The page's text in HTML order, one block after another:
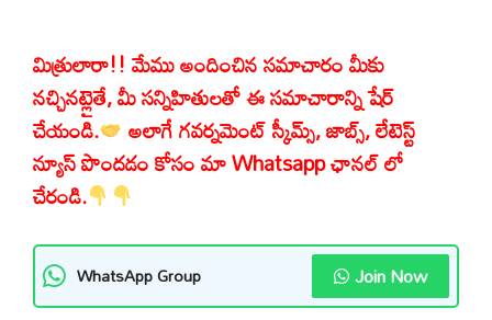
మిత్రులారా!! మేము అందించిన సమాచారం మీకు
నచ్చినట్లైతే, మీ సన్నిహితులతో ఈ సమాచారాన్ని షేర్
చేయండి.
అలాగే గవర్నమెంట్ స్కీమ్స్, జాబ్స్, లేటెస్ట్
న్యూస్ పొందడం కోసం మా Whatsapp ఛానల్ లో
చేరండి.
WhatsApp Group Join Now